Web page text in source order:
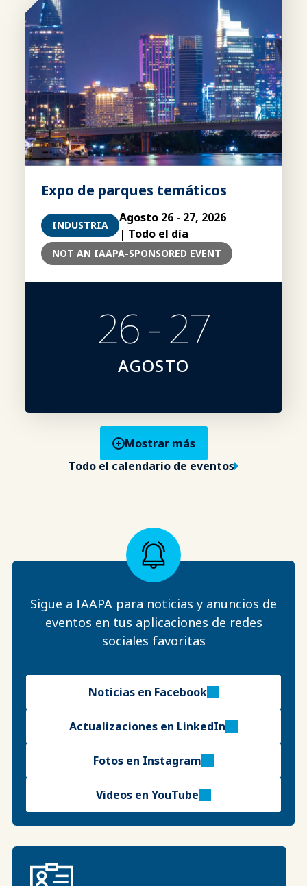
Expo de parques temáticos
INDUSTRIA
Agosto 26 - 27, 2026
| Todo el día
NOT AN IAAPA-SPONSORED EVENT
26 - 27
AGOSTO
Mostrar más
Todo el calendario de eventos
Sigue a IAAPA para noticias y anuncios de
eventos en tus aplicaciones de redes
sociales favoritas
Noticias en Facebook
Actualizaciones en LinkedIn
Fotos en Instagram
Videos en YouTube